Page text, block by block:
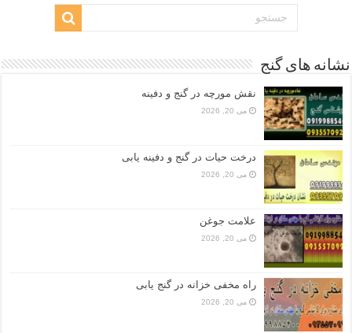
نشانه های گنج
نقش مورچه در گنج و دفینه
می 20, 2026
درخت حیات در گنج و دفینه یابی
می 20, 2026
علامت جوغن
می 20, 2026
راه مخفی خزانه در گنج یابی
می 20, 2026